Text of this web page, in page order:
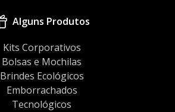
Alguns Produtos
Kits Corporativos
Bolsas e Mochilas
Brindes Ecológicos
Emborrachados
Tecnológicos